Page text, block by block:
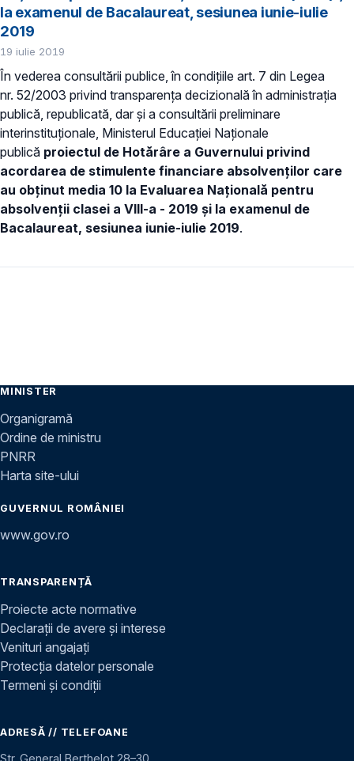
la examenul de Bacalaureat, sesiunea iunie-iulie
2019
19 iulie 2019
În vederea consultării publice, în condiţiile art. 7 din Legea
nr. 52/2003 privind transparenţa decizională în administraţia
publică, republicată, dar și a consultării preliminare
interinstituționale, Ministerul Educaţiei Naţionale
publică proiectul de Hotărâre a Guvernului privind
acordarea de stimulente financiare absolvenților care
au obținut media 10 la Evaluarea Naţională pentru
absolvenții clasei a VIII-a - 2019 și la examenul de
Bacalaureat, sesiunea iunie-iulie 2019.
MINISTER
Organigramă
Ordine de ministru
PNRR
Harta site-ului
GUVERNUL ROMÂNIEI
www.gov.ro
TRANSPARENȚĂ
Proiecte acte normative
Declarații de avere și interese
Venituri angajați
Protecția datelor personale
Termeni și condiții
ADRESĂ // TELEFOANE